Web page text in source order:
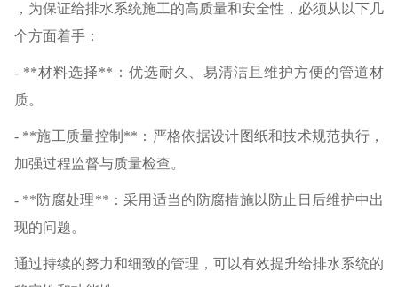
，为保证给排水系统施工的高质量和安全性，必须从以下几
个方面着手：
- **材料选择**：优选耐久、易清洁且维护方便的管道材
质。
- **施工质量控制**：严格依据设计图纸和技术规范执行，
加强过程监督与质量检查。
- **防腐处理**：采用适当的防腐措施以防止日后维护中出
现的问题。
通过持续的努力和细致的管理，可以有效提升给排水系统的